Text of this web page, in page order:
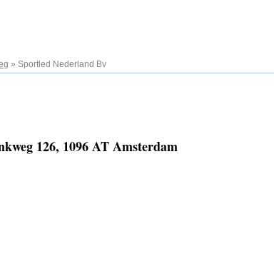
» Sportled Nederland Bv
126, 1096 AT Amsterdam